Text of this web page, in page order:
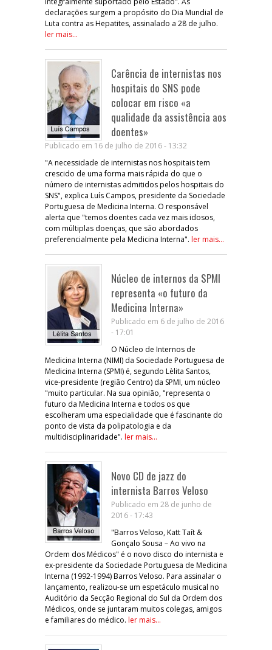
declarações surgem a propósito do Dia Mundial de
Luta contra as Hepatites, assinalado a 28 de julho.
ler mais...
Carência de internistas nos
hospitais do SNS pode
colocar em risco «a
qualidade da assistência aos
doentes»
Publicado em 16 de julho de 2016 - 13:32
"A necessidade de internistas nos hospitais tem
crescido de uma forma mais rápida do que o
número de internistas admitidos pelos hospitais do
SNS", explica Luís Campos, presidente da Sociedade
Portuguesa de Medicina Interna. O responsável
alerta que "temos doentes cada vez mais idosos,
com múltiplas doenças, que são abordados
preferencialmente pela Medicina Interna". ler mais...
Núcleo de internos da SPMI
representa «o futuro da
Medicina Interna»
Publicado em 6 de julho de 2016
- 17:01
O Núcleo de Internos de
Medicina Interna (NIMI) da Sociedade Portuguesa de
Medicina Interna (SPMI) é, segundo Lèlita Santos,
vice-presidente (região Centro) da SPMI, um núcleo
"muito particular. Na sua opinião, "representa o
futuro da Medicina Interna e todos os que
escolheram uma especialidade que é fascinante do
ponto de vista da polipatologia e da
multidisciplinaridade". ler mais...
Novo CD de jazz do
internista Barros Veloso
Publicado em 28 de junho de
2016 - 17:43
"Barros Veloso, Katt Taít &
Gonçalo Sousa – Ao vivo na
Ordem dos Médicos" é o novo disco do internista e
ex-presidente da Sociedade Portuguesa de Medicina
Interna (1992-1994) Barros Veloso. Para assinalar o
lançamento, realizou-se um espetáculo musical no
Auditório da Secção Regional do Sul da Ordem dos
Médicos, onde se juntaram muitos colegas, amigos
e familiares do médico. ler mais...